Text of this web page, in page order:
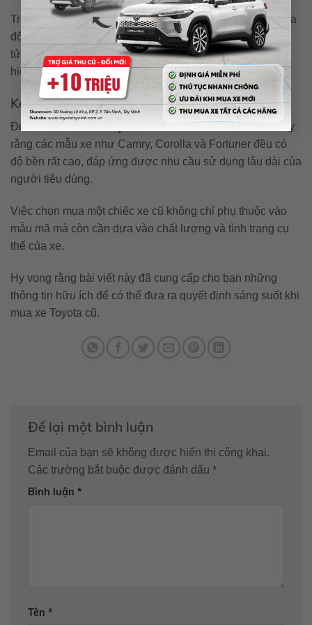
Trong quá trình chạy thử, bạn hãy chú ý đến âm thanh của
động cơ, cảm giác lái, phanh và tất cả các hệ thống điện
tử. Nếu mọi thứ hoạt động trơn tru, đó chính là một dấu
hiệu tốt cho thấy chiếc xe vẫn còn bền bỉ.
Kết luận
Đối với câu hỏi Xe Toyota cũ nào bền nhất? , có thể thấy
rằng các mẫu xe như Camry, Corolla và Fortuner đều có
độ bền rất cao, đáp ứng được nhu cầu sử dụng lâu dài của
người tiêu dùng.
Việc chọn mua một chiếc xe cũ không chỉ phụ thuộc vào
mẫu mã mà còn cần dựa vào chất lượng và tình trạng cụ
thể của xe.
Hy vọng rằng bài viết này đã cung cấp cho bạn những
thông tin hữu ích để có thể đưa ra quyết định sáng suốt khi
mua xe Toyota cũ.
Để lại một bình luận
Email của bạn sẽ không được hiển thị công khai.
Các trường bắt buộc được đánh dấu *
Bình luận *
Tên *